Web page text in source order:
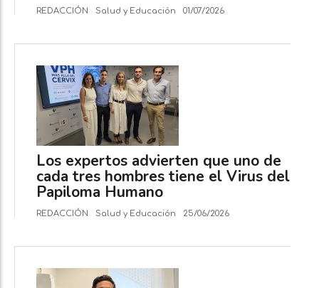
REDACCIÓN Salud y Educación 01/07/2026
Los expertos advierten que uno de
cada tres hombres tiene el Virus del
Papiloma Humano
REDACCIÓN Salud y Educación 25/06/2026